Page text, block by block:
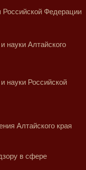
Российской Федерации
науки Алтайского
науки Российской
Алтайского края
в сфере